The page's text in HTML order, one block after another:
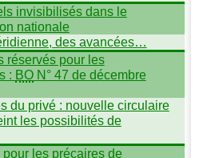
invisibilisés dans le
nationale
des avancées…
réservés pour les
: BON° 47 de décembre
du privé : nouvelle circulaire
les possibilités de
les précaires de